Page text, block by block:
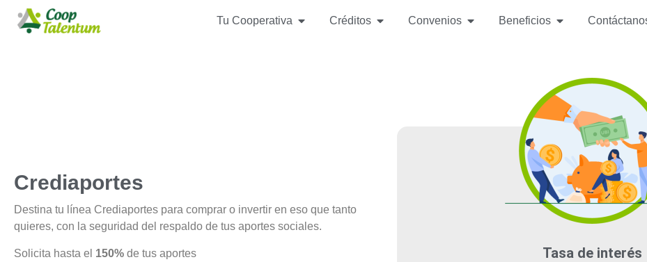
Tu Cooperativa Créditos Convenios Beneficios
Crediaportes
Destina tu línea Crediaportes para comprar o invertir en eso que tanto
quieres, con la seguridad del respaldo de tus aportes sociales.
Solicita hasta el 150% de tus aportes Tasa de interés